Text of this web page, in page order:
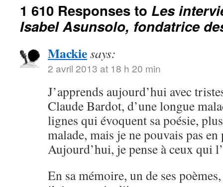
1 610 Responses to Les
Isabel Asunsolo, fondatrice
Mackiesays:
2 avril 2013 at 18 h 20 min
J’apprends aujourd’hui avec
Claude Bardot, d’une longue
lignes qui évoquent sa poésie,
malade, mais je ne pouvais pas
Aujourd’hui, je pense à ceux qui
En sa mémoire, un de ses